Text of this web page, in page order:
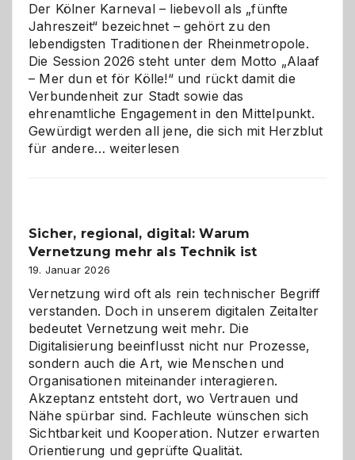
Der Kölner Karneval – liebevoll als „fünfte
Jahreszeit“ bezeichnet – gehört zu den
lebendigsten Traditionen der Rheinmetropole.
Die Session 2026 steht unter dem Motto „Alaaf
– Mer dun et för Kölle!“ und rückt damit die
Verbundenheit zur Stadt sowie das
ehrenamtliche Engagement in den Mittelpunkt.
Gewürdigt werden all jene, die sich mit Herzblut
für andere…Kölner
ein
dreifaches
Alaaf!
weiterlesen
Sicher, regional, digital: Warum
Vernetzung mehr als Technik ist
19. Januar 2026
Vernetzung wird oft als rein technischer Begriff
verstanden. Doch in unserem digitalen Zeitalter
bedeutet Vernetzung weit mehr. Die
Digitalisierung beeinflusst nicht nur Prozesse,
sondern auch die Art, wie Menschen und
Organisationen miteinander interagieren.
Akzeptanz entsteht dort, wo Vertrauen und
Nähe spürbar sind. Fachleute wünschen sich
Sichtbarkeit und Kooperation. Nutzer erwarten
Orientierung und geprüfte Qualität.